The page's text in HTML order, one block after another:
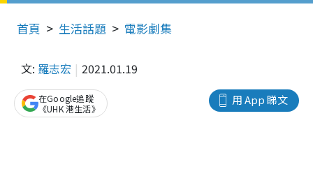
首頁 生活話題 電影劇集
文: 羅志宏 2021.01.19
用 App 睇文
在Google追蹤
《UHK 港生活》